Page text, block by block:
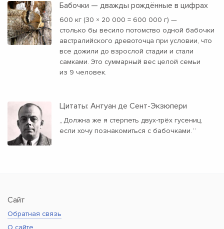
Бабочки — дважды рождённые в цифрах
600 кг (30 × 20 000 = 600 000 г) —
столько бы весило потомство одной бабочки
австралийского древоточца при условии, что
все дожили до взрослой стадии и стали
самками. Это суммарный вес целой семьи
из 9 человек.
Цитаты: Антуан де Сент-Экзюпери
„Должна же я стерпеть двух-трёх гусениц,
если хочу познакомиться с бабочками. “
Сайт
Обратная связь
О сайте